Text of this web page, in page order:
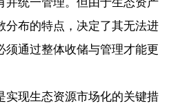
分布的特点，决定了其无法进
须通过整体收储与管理才能更
实现生态资源市场化的关键措